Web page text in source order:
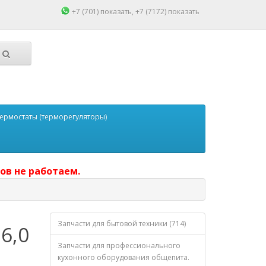
+7 (701) показать, +7 (7172) показать
(терморегуляторы)
не работаем.
Запчасти для бытовой техники (714)
Запчасти для профессионального
кухонного оборудования общепита.